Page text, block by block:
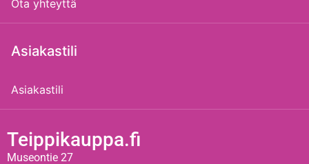
Ota yhteyttä
Asiakastili
Asiakastili
Teippikauppa.fi
Museontie 27